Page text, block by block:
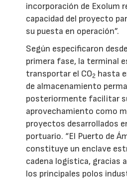
incorporación de Exolum
capacidad del proyecto
su puesta en operación”.
Según especificaron
primera fase, la terminal
transportar el CO2 hasta
de almacenamiento
posteriormente facilitar
aprovechamiento como
proyectos desarrollados
portuario. “El Puerto de
constituye un enclave
cadena logística, gracias
los principales polos